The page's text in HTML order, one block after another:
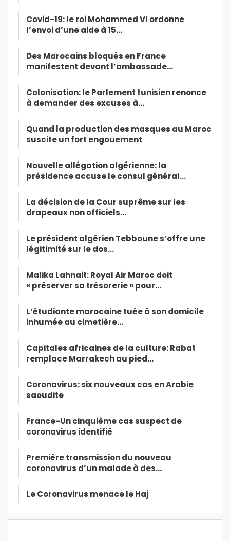
Covid-19: le roi Mohammed VI ordonne
l’envoi d’une aide à 15…
Des Marocains bloqués en France
manifestent devant l’ambassade…
Colonisation: le Parlement tunisien renonce
à demander des excuses à…
Quand la production des masques au Maroc
suscite un fort engouement
Nouvelle allégation algérienne: la
présidence accuse le consul général…
La décision de la Cour suprême sur les
drapeaux non officiels…
Le président algérien Tebboune s’offre une
légitimité sur le dos…
Malika Lahnait: Royal Air Maroc doit
« préserver sa trésorerie » pour…
L’étudiante marocaine tuée à son domicile
inhumée au cimetière…
Capitales africaines de la culture: Rabat
remplace Marrakech au pied…
Coronavirus: six nouveaux cas en Arabie
saoudite
France-Un cinquième cas suspect de
coronavirus identifié
Première transmission du nouveau
coronavirus d’un malade à des…
Le Coronavirus menace le Haj